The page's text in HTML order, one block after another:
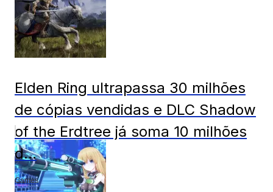
Elden Ring ultrapassa 30 milhões
de cópias vendidas e DLC Shadow
of the Erdtree já soma 10 milhões
d...
Games